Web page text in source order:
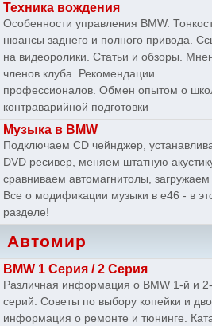
Техника вождения
Особенности управления BMW.
нюансы заднего и полного привода.
на видеоролики. Статьи и обзоры.
членов клуба. Рекомендации
профессионалов. Обмен опытом о
контраварийной подготовки
Музыка в BMW
Подключаем CD чейнджер,
DVD ресивер, меняем штатную
сравниваем автомагнитолы,
Все о модификации музыки в e46 - в
разделе!
Автомир
BMW 1 Серия / 2 Серия
Различная информация о BMW 1-й и
серий. Советы по выбору копейки и
информация о ремонте и тюнинге.